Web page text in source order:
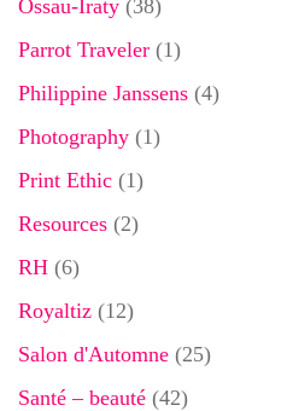
Ossau-Iraty (38)
Parrot Traveler (1)
Philippine Janssens (4)
Photography (1)
Print Ethic (1)
Resources (2)
RH (6)
Royaltiz (12)
Salon d'Automne (25)
Santé – beauté (42)